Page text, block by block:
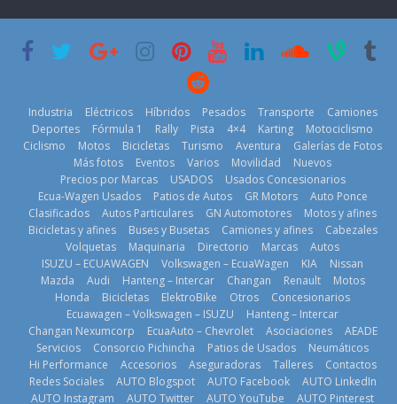
renovable
25 de julio de
Nuevo SUV
Honda ZR-V
Advanced
Hybrid para el
mercado local
23 de julio de
2026
Kia reúne a
jugadores de
fútbol de todo
el mundo en
‘Kia OMBC
Cup’
6 de mayo de
2026
3 de agosto de
La FEDAK
recibe 12
Sinotruk
Bolden para
cubrir las rutas
de La Vuelta
31 de julio de
2026
Industria Eléctricos Híbridos Pesados Transporte
Camiones
Deportes
Fórmula 1 Rally Pista 4×4 Karting
Motociclismo
Ciclismo
Motos Bicicletas Turismo Aventura
Galerías de Fotos
Más fotos
Eventos Varios Movilidad
Nuevos
Precios por Marcas
USADOS
Usados Concesionarios
Ecua-Wagen Usados
Patios de Autos GR Motors
Auto Ponce
Clasificados
Autos Particulares GN Automotores
Motos y afines
Bicicletas y afines
Buses y Busetas Camiones y afines
Cabezales
Volquetas
Maquinaria Directorio Marcas
Autos
ISUZU – ECUAWAGEN
Volkswagen – EcuaWagen KIA
Nissan
Mazda
Audi Hanteng – Intercar Changan Renault
Motos
Honda
Bicicletas ElektroBike Otros
Concesionarios
Ecuawagen – Volkswagen – ISUZU
Hanteng – Intercar
Changan Nexumcorp
EcuaAuto – Chevrolet Asociaciones
AEADE
Servicios
Consorcio Pichincha Patios de Usados
Neumáticos
Hi Performance
Accesorios Aseguradoras Talleres
Contactos
Redes Sociales
AUTO Blogspot AUTO Facebook
AUTO LinkedIn
AUTO Instagram
AUTO Twitter AUTO YouTube AUTO Pinterest